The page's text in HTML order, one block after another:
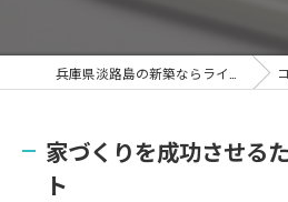
コラム
家づくりを成功させる
ト